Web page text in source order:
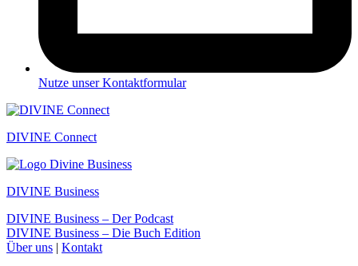
Nutze unser Kontaktformular
DIVINE Connect
DIVINE Business
DIVINE Business – Der Podcast
DIVINE Business – Die Buch Edition
Über uns | Kontakt